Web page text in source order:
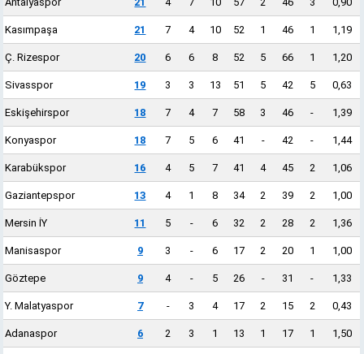
Kasımpaşa 21 7 4 10 52 1 46 1 1,19
Ç. Rizespor 20 6 6 8 52 5 66 1 1,20
Sivasspor 19 3 3 13 51 5 42 5 0,63
Eskişehirspor 18 7 4 7 58 3 46 - 1,39
Konyaspor 18 7 5 6 41 - 42 - 1,44
Karabükspor 16 4 5 7 41 4 45 2 1,06
Gaziantepspor 13 4 1 8 34 2 39 2 1,00
Mersin İY 11 5 - 6 32 2 28 2 1,36
Manisaspor 9 3 - 6 17 2 20 1 1,00
Göztepe 9 4 - 5 26 - 31 - 1,33
Y. Malatyaspor 7 - 3 4 17 2 15 2 0,43
Adanaspor 6 2 3 1 13 1 17 1 1,50